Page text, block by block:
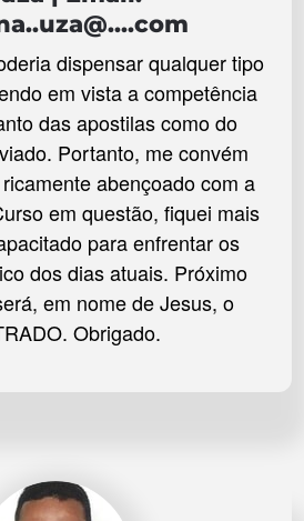
dispensar qualquer tipo
em vista a competência
das apostilas como do
Portanto, me convém
abençoado com a
em questão, fiquei mais
para enfrentar os
dos dias atuais. Próximo
em nome de Jesus, o
Obrigado.